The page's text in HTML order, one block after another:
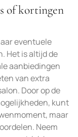
of kortingen
eventuele
Het is altijd de
aanbiedingen
van extra
Door op de
kunt
maar
Neem